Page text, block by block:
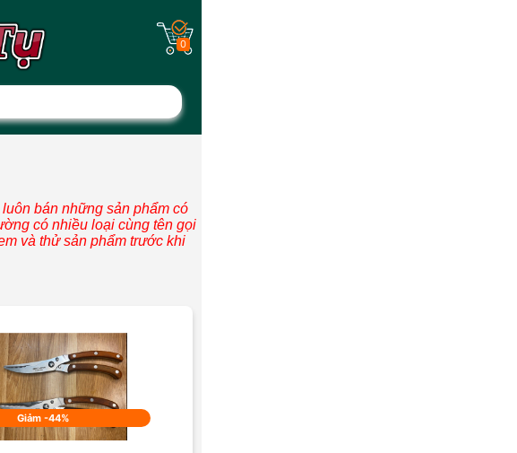
0
bán những sản phẩm có
có nhiều loại cùng tên gọi
và thử sản phẩm trước khi
Giảm -44%